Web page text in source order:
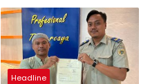
Headline